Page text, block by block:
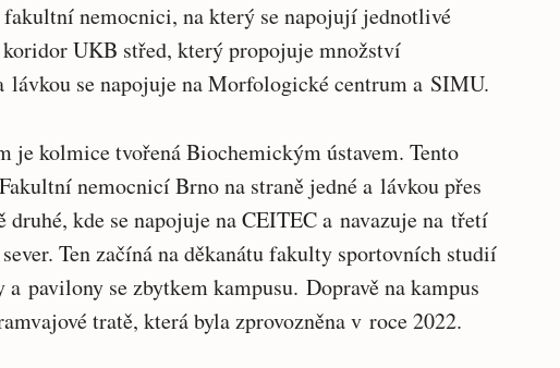
nemocnici, na který se napojují jednotlivé
UKB střed, který propojuje množství
lávkou se napojuje na Morfologické centrum a SIMU.
je kolmice tvořená Biochemickým ústavem. Tento
nemocnicí Brno na straně jedné a lávkou přes
kde se napojuje na CEITEC a navazuje na třetí
Ten začíná na děkanátu fakulty sportovních studií
pavilony se zbytkem kampusu. Dopravě na kampus
tratě, která byla zprovozněna v roce 2022.